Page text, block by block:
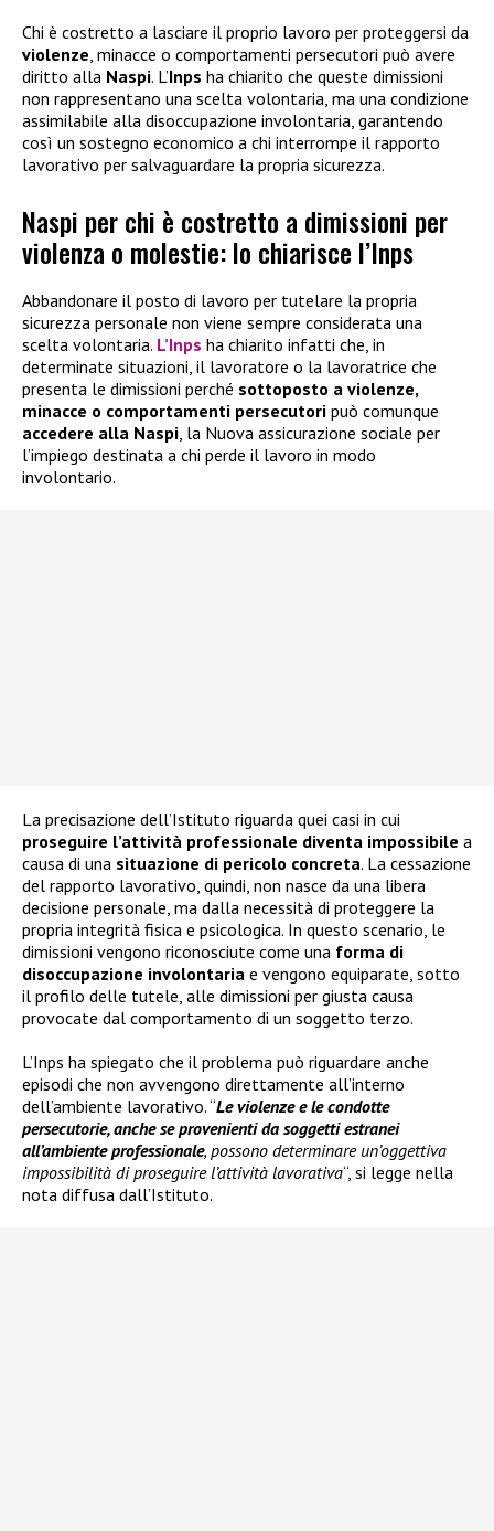
Chi è costretto a lasciare il proprio lavoro per proteggersi da
violenze, minacce o comportamenti persecutori può avere
diritto alla Naspi. L’Inps ha chiarito che queste dimissioni
non rappresentano una scelta volontaria, ma una condizione
assimilabile alla disoccupazione involontaria, garantendo
così un sostegno economico a chi interrompe il rapporto
lavorativo per salvaguardare la propria sicurezza.
Naspi per chi è costretto a dimissioni per
violenza o molestie: lo chiarisce l’Inps
Abbandonare il posto di lavoro per tutelare la propria
sicurezza personale non viene sempre considerata una
scelta volontaria. L’Inps ha chiarito infatti che, in
determinate situazioni, il lavoratore o la lavoratrice che
presenta le dimissioni perché sottoposto a violenze,
minacce o comportamenti persecutori può comunque
accedere alla Naspi , la Nuova assicurazione sociale per
l’impiego destinata a chi perde il lavoro in modo
involontario.
La precisazione dell’Istituto riguarda quei casi in cui
proseguire l’attività professionale diventa impossibile a
causa di una situazione di pericolo concreta. La cessazione
del rapporto lavorativo, quindi, non nasce da una libera
decisione personale, ma dalla necessità di proteggere la
propria integrità fisica e psicologica. In questo scenario, le
dimissioni vengono riconosciute come una forma di
disoccupazione involontaria e vengono equiparate, sotto
il profilo delle tutele, alle dimissioni per giusta causa
provocate dal comportamento di un soggetto terzo.
L’Inps ha spiegato che il problema può riguardare anche
episodi che non avvengono direttamente all’interno
dell’ambiente lavorativo. “Le violenze e le condotte
persecutorie, anche se provenienti da soggetti estranei
all’ambiente professionale, possono determinare un’oggettiva
impossibilità di proseguire l’attività lavorativa“, si legge nella
nota diffusa dall’Istituto.